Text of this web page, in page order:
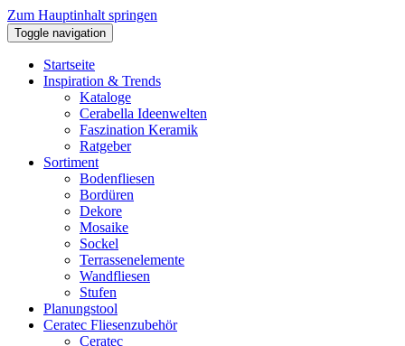
Zum Hauptinhalt springen
Toggle navigation
Startseite
Inspiration & Trends
Kataloge
Cerabella Ideenwelten
Faszination Keramik
Ratgeber
Sortiment
Bodenfliesen
Bordüren
Dekore
Mosaike
Sockel
Terrassenelemente
Wandfliesen
Stufen
Planungstool
Ceratec Fliesenzubehör
Ceratec